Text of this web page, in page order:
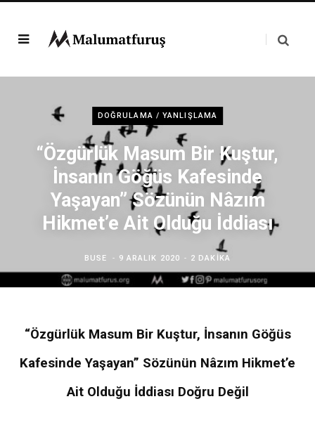
DOĞRULAMA / YANLIŞLAMA
“Özgürlük Masum Bir Kuştur,
İnsanın Göğüs Kafesinde
Yaşayan” Sözünün Nâzım
Hikmet’e Ait Olduğu İddiası
BUSE 9 ARALIK 2020 2 DAKIKA
“Özgürlük Masum Bir Kuştur, İnsanın Göğüs
Kafesinde Yaşayan” Sözünün Nâzım Hikmet’e
Ait Olduğu İddiası Doğru Değil